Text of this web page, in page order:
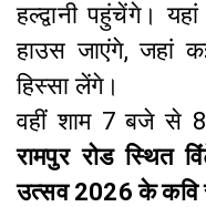
हल्द्वानी पहुंचेंगे।
हाउस जाएंगे, जहां
हिस्सा लेंगे।
वहीं शाम 7 बजे से
रामपुर रोड स्थित
उत्सव 2026 के कवि